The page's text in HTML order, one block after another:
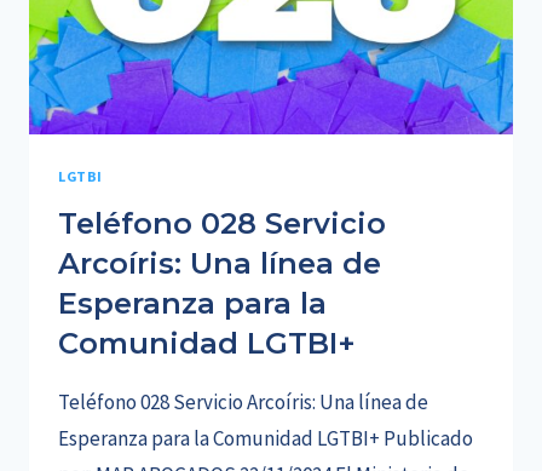
LGTBI
Teléfono 028 Servicio
Arcoíris: Una línea de
Esperanza para la
Comunidad LGTBI+
Teléfono 028 Servicio Arcoíris: Una línea de
Esperanza para la Comunidad LGTBI+ Publicado